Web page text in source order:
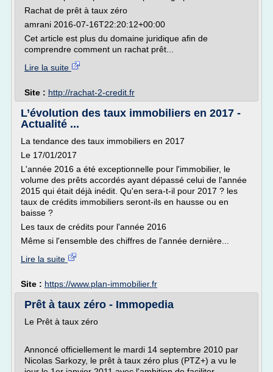
Rachat de prêt à taux zéro
amrani 2016-07-16T22:20:12+00:00
Cet article est plus du domaine juridique afin de
comprendre comment un rachat prêt...
Lire la suite
Site : http://rachat-2-credit.fr
L’évolution des taux immobiliers en 2017 -
Actualité ...
La tendance des taux immobiliers en 2017
Le 17/01/2017
L'année 2016 a été exceptionnelle pour l'immobilier, le
volume des prêts accordés ayant dépassé celui de l'année
2015 qui était déjà inédit. Qu'en sera-t-il pour 2017 ? les
taux de crédits immobiliers seront-ils en hausse ou en
baisse ?
Les taux de crédits pour l'année 2016
Même si l'ensemble des chiffres de l'année dernière...
Lire la suite
Site : https://www.plan-immobilier.fr
Prêt à taux zéro - Immopedia
Le Prêt à taux zéro
Annoncé officiellement le mardi 14 septembre 2010 par
Nicolas Sarkozy, le prêt à taux zéro plus (PTZ+) a vu le